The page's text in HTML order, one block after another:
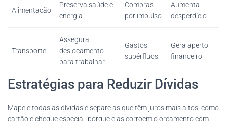
Alimentação
Preserva saúde e
energia
Compras
por impulso
Aumenta
desperdício
Transporte
Assegura
deslocamento
para trabalhar
Gastos
supérfluos
Gera aperto
financeiro
Estratégias para Reduzir Dívidas
Mapeie todas as dívidas e separe as que têm juros mais altos, como
cartão e cheque especial, porque elas corroem o orçamento com